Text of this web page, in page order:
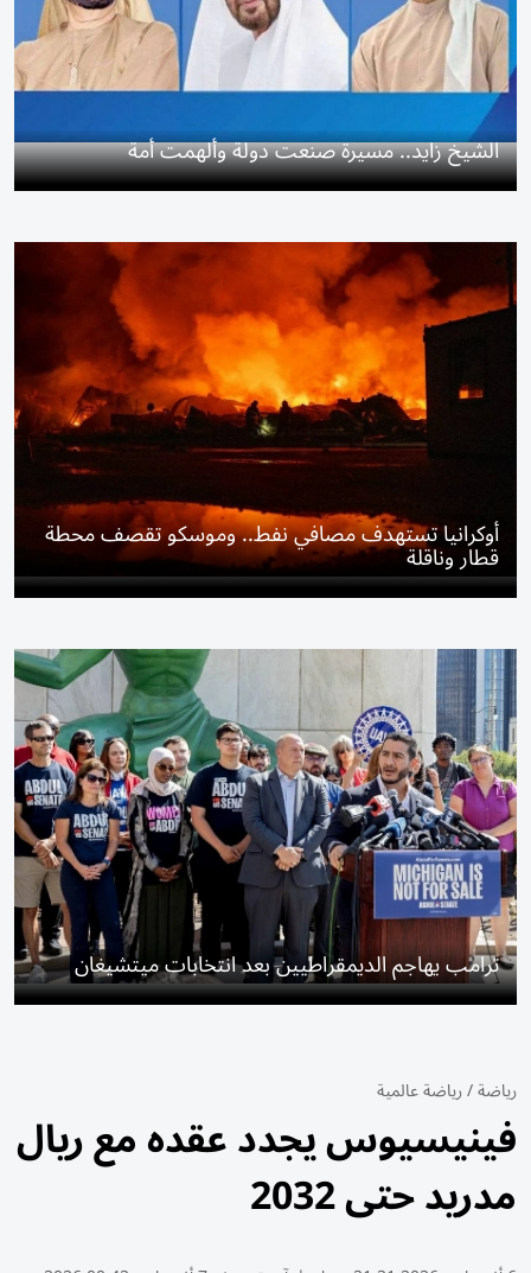
الشيخ زايد.. مسيرة صنعت دولة وألهمت أمة
أوكرانيا تستهدف مصافي نفط.. وموسكو تقصف محطة
قطار وناقلة
ترامب يهاجم الديمقراطيين بعد انتخابات ميتشيغان
رياضة/رياضة عالمية
فينيسيوس يجدد عقده مع ريال
مدريد حتى 2032